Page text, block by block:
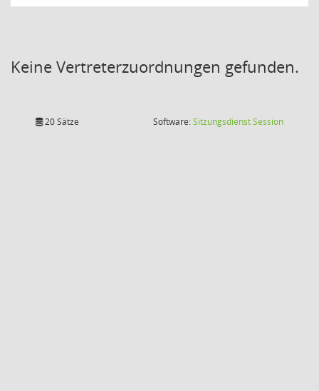
Keine Vertreterzuordnungen gefunden.
20 Sätze Software:SitzungsdienstSession(Wird in